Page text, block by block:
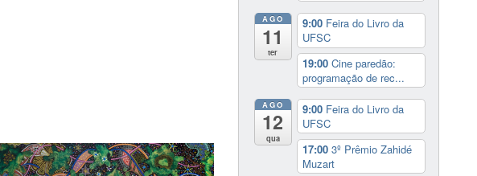
AGO
11
ter
9:00 Feira do Livro da
UFSC
19:00 Cine paredão:
programação de rec...
AGO
12
qua
9:00 Feira do Livro da
UFSC
17:00 3º Prêmio Zahidé
Muzart